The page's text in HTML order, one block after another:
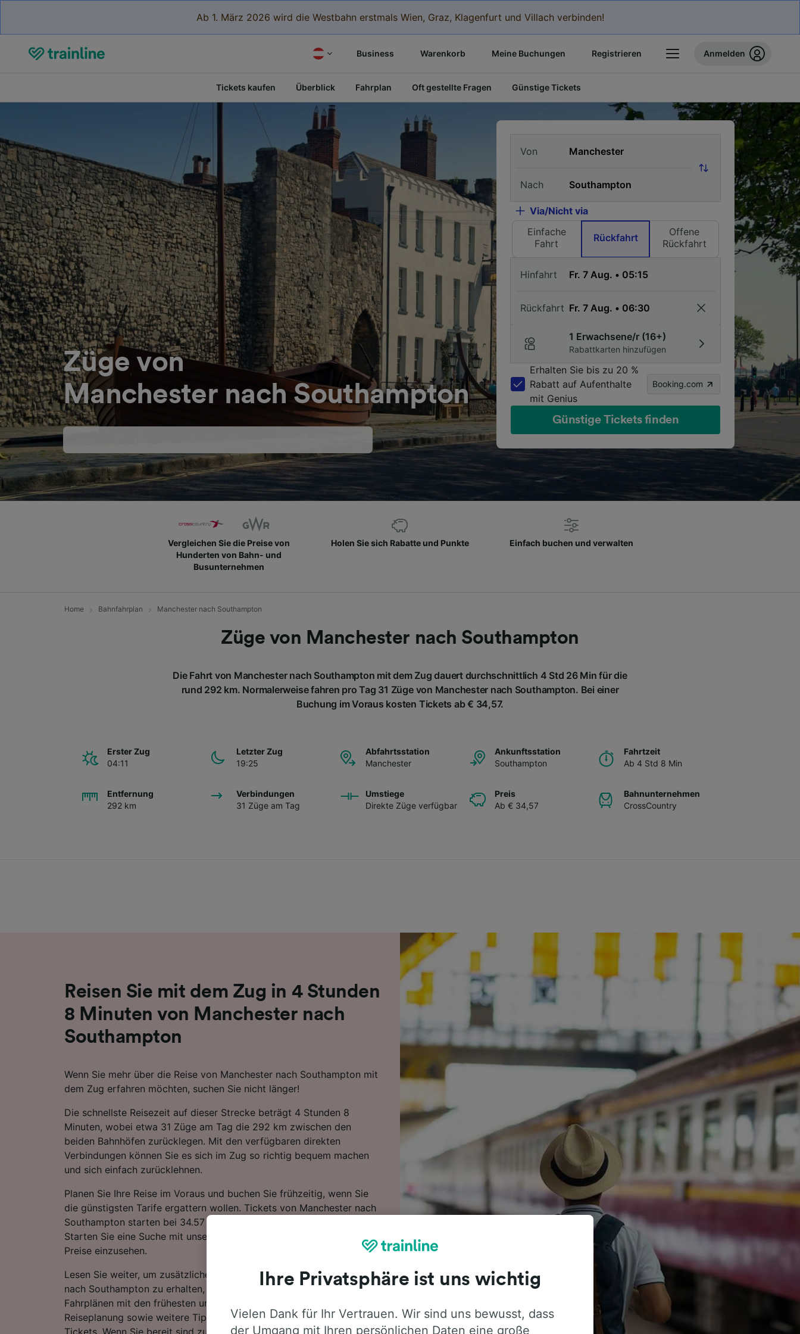
Ab 1. März 2026 wird die Westbahn erstmals Wien, Graz, Klagenfurt und Villach verbinden!
Business Warenkorb Meine Buchungen Registrieren Anmelden
Tickets kaufen Überblick Fahrplan Oft gestellte Fragen Günstige Tickets
Züge von
Manchester nach Southampton
Von
Nach
Via/Nicht via
Einfache
Fahrt
Rückfahrt
Offene
Rückfahrt
Hinfahrt
Rückfahrt
1 Erwachsene/r (16+)
Rabattkarten hinzufügen
Erhalten Sie bis zu 20 %
Rabatt auf Aufenthalte
mit Genius
Booking.com
Günstige Tickets finden
Vergleichen Sie die Preise von
Hunderten von Bahn- und
Busunternehmen
Holen Sie sich Rabatte und Punkte Einfach buchen und verwalten
Home Bahnfahrplan Manchester nach Southampton
Züge von Manchester nach Southampton
Die Fahrt von Manchester nach Southampton mit dem Zug dauert durchschnittlich 4 Std 26 Min für die
rund 292 km. Normalerweise fahren pro Tag 31 Züge von Manchester nach Southampton. Bei einer
Buchung im Voraus kosten Tickets ab € 34,57.
Erster Zug
04:11
Letzter Zug
19:25
Abfahrtsstation
Manchester
Ankunftsstation
Southampton
Fahrtzeit
Ab 4 Std 8 Min
Entfernung
292 km
Verbindungen
31 Züge am Tag
Umstiege
Direkte Züge verfügbar
Preis
Ab € 34,57
Bahnunternehmen
CrossCountry
Reisen Sie mit dem Zug in 4 Stunden
8 Minuten von Manchester nach
Southampton
Wenn Sie mehr über die Reise von Manchester nach Southampton mit
dem Zug erfahren möchten, suchen Sie nicht länger!
Die schnellste Reisezeit auf dieser Strecke beträgt 4 Stunden 8
Minuten, wobei etwa 31 Züge am Tag die 292 km zwischen den
beiden Bahnhöfen zurücklegen. Mit den verfügbaren direkten
Verbindungen können Sie es sich im Zug so richtig bequem machen
und sich einfach zurücklehnen.
Planen Sie Ihre Reise im Voraus und buchen Sie frühzeitig, wenn Sie
die günstigsten Tarife ergattern wollen. Tickets von Manchester nach
Southampton starten bei 34.57 €, wenn Sie im Voraus buchen.
Starten Sie eine Suche mit unserem Reiseplaner, um die aktuellen
Preise einzusehen.
Lesen Sie weiter, um zusätzliche Informationen über die Zugfahrt
nach Southampton zu erhalten, einschließlich häufig gestellter Fragen,
Fahrplänen mit den frühesten und spätesten Zugzeiten für Ihre
Reiseplanung sowie weitere Tipps zur Buchung besonders günstiger
Tickets. Wenn Sie bereit sind zu buchen, starten Sie noch heute Ihre
Ihre Privatsphäre ist uns wichtig
Vielen Dank für Ihr Vertrauen. Wir sind uns bewusst, dass
der Umgang mit Ihren persönlichen Daten eine große